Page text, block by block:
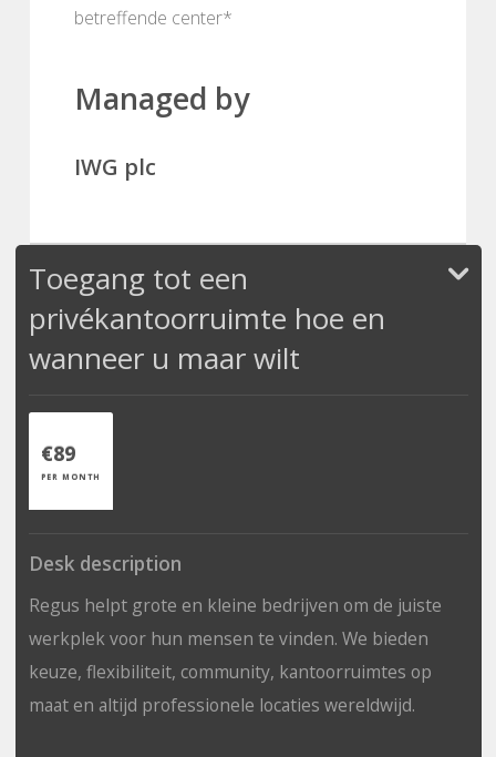
betreffende center*
Managed by
IWG plc
Toegang tot een
privékantoorruimte hoe en
wanneer u maar wilt
€89
PER MONTH
Desk description
Regus helpt grote en kleine bedrijven om de juiste
werkplek voor hun mensen te vinden. We bieden
keuze, flexibiliteit, community, kantoorruimtes op
maat en altijd professionele locaties wereldwijd.